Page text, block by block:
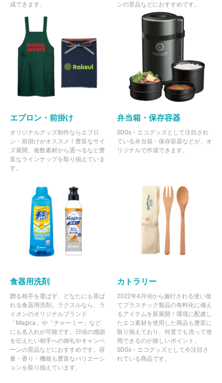
成できます。
ンの景品などにおすすめです。
エプロン・前掛け
オリジナルグッズ制作ならエプロ
ン・前掛けがオススメ！豊富なサイ
ズ展開、複数素材から選べるなど豊
富なラインナップを取り揃えていま
す。
弁当箱・保存容器
SDGs・エコグッズとして注目され
ている弁当箱・保存容器などが、オ
リジナルで作成できます。
食器用洗剤
贈る相手を選ばず、どなたにも喜ば
れる食器用洗剤。ラクスルなら、ラ
イオンのオリジナルブランド
「Magica」や「チャーミー」など
にも名入れが可能です。日頃の感謝
を伝えたい相手への御礼やキャンペ
ーンの景品などにおすすめです。容
量・香り・機能も豊富なバリエーシ
ョンを取り揃えています。
カトラリー
2022年4月頃から施行される使い捨
てプラスチック製品の有料化に備え
るアイテムを新展開！環境に配慮し
たエコ素材を使用した商品も豊富に
取り揃えており、何度でも洗って使
用できるのが嬉しいポイント。
SDGs・エコグッズとして今注目さ
れている商品です。